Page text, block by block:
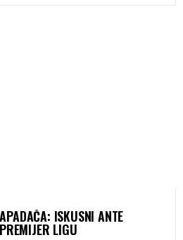
ISKUSNI ANTE
LIGU